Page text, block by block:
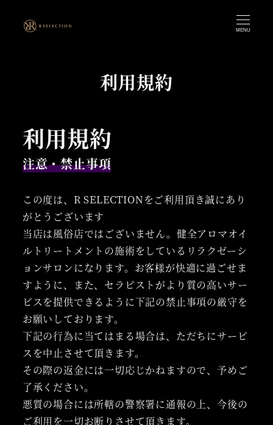
MENU
利用規約
利用規約
注意・禁止事項
この度は、R SELECTIONをご利用頂き誠にあり
がとうございます
当店は風俗店ではございません。健全アロマオイ
ルトリートメントの施術をしているリラクゼーシ
ョンサロンになります。お客様が快適に過ごせま
すように、また、セラピストがより質の高いサー
ビスを提供できるように下記の禁止事項の厳守を
お願いしております。
下記の行為に当てはまる場合は、ただちにサービ
スを中止させて頂きます。
その際の返金には一切応じかねますので、予めご
了承ください。
悪質の場合には所轄の警察署に通報の上、今後の
ご利用を一切お断りさせて頂きます。